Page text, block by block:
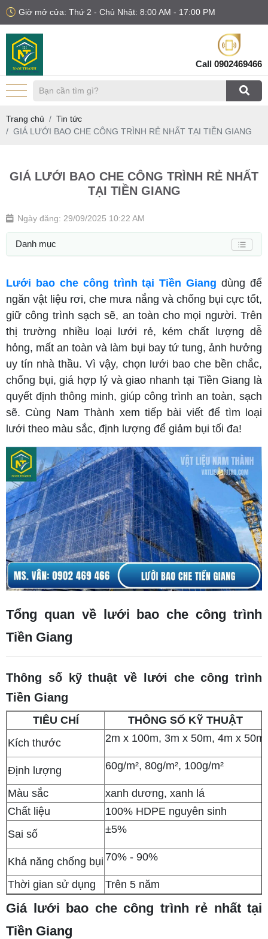
Giờ mở cửa: Thứ 2 - Chủ Nhật: 8:00 AM - 17:00 PM
Call 0902469466
Trang chủ
Tin tức
GIÁ LƯỚI BAO CHE CÔNG TRÌNH RẺ NHẤT TẠI TIỀN GIANG
GIÁ LƯỚI BAO CHE CÔNG TRÌNH RẺ NHẤT
TẠI TIỀN GIANG
Ngày đăng: 29/09/2025 10:22 AM
Danh mục
Lưới bao che công trình tại Tiền Giang dùng để
ngăn vật liệu rơi, che mưa nắng và chống bụi cực tốt,
giữ công trình sạch sẽ, an toàn cho mọi người. Trên
thị trường nhiều loại lưới rẻ, kém chất lượng dễ
hỏng, mất an toàn và làm bụi bay tứ tung, ảnh hưởng
uy tín nhà thầu. Vì vậy, chọn lưới bao che bền chắc,
chống bụi, giá hợp lý và giao nhanh tại Tiền Giang là
quyết định thông minh, giúp công trình an toàn, sạch
sẽ. Cùng Nam Thành xem tiếp bài viết để tìm loại
lưới theo màu sắc, định lượng để giảm bụi tối đa!
Tổng quan về lưới bao che công trình
Tiền Giang
Thông số kỹ thuật về lưới che công trình
Tiền Giang
TIÊU CHÍ
THÔNG SỐ KỸ THUẬT
Kích thước
2m x 100m, 3m x 50m, 4m x 50m
Định lượng 60g/m², 80g/m², 100g/m²
Màu sắc
xanh dương, xanh lá
Chất liệu
100% HDPE nguyên sinh
Sai số
±5%
Khả năng chống bụi 70% - 90%
Thời gian sử dụng Trên 5 năm
Giá lưới bao che công trình rẻ nhất tại
Tiền Giang